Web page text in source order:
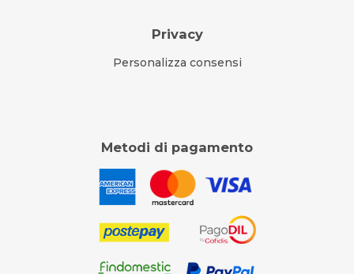
Privacy
Personalizza consensi
Metodi di pagamento